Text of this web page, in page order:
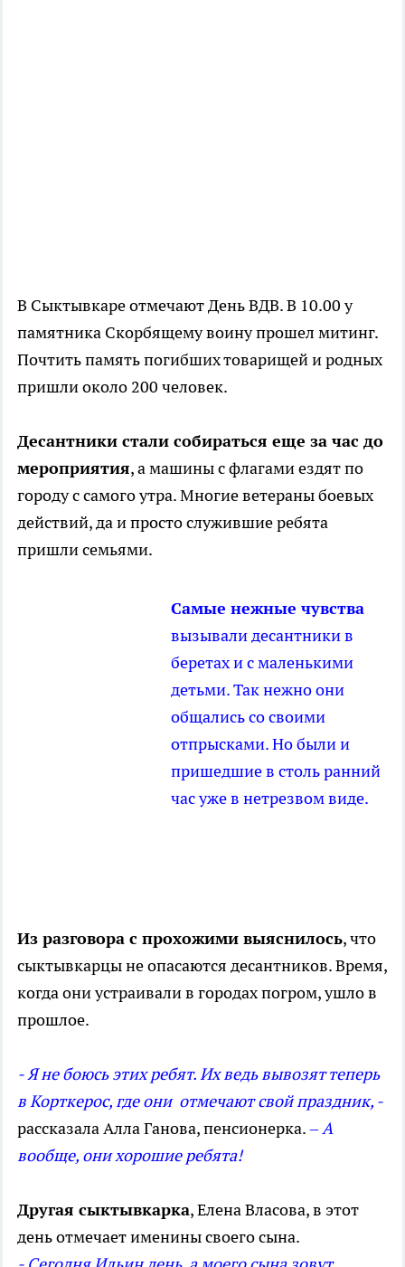
В Сыктывкаре отмечают День ВДВ. В 10.00 у
памятника Скорбящему воину прошел митинг.
Почтить память погибших товарищей и родных
пришли около 200 человек.
Десантники стали собираться еще за час до
мероприятия, а машины с флагами ездят по
городу с самого утра. Многие ветераны боевых
действий, да и просто служившие ребята
пришли семьями.
Самые нежные чувства
вызывали десантники в
беретах и с маленькими
детьми. Так нежно они
общались со своими
отпрысками. Но были и
пришедшие в столь ранний
час уже в нетрезвом виде.
Из разговора с прохожими выяснилось, что
сыктывкарцы не опасаются десантников. Время,
когда они устраивали в городах погром, ушло в
прошлое.
- Я не боюсь этих ребят. Их ведь вывозят теперь
в Корткерос, где они отмечают свой праздник, -
рассказала Алла Ганова, пенсионерка.– А
вообще, они хорошие ребята!
Другая сыктывкарка, Елена Власова, в этот
день отмечает именины своего сына.